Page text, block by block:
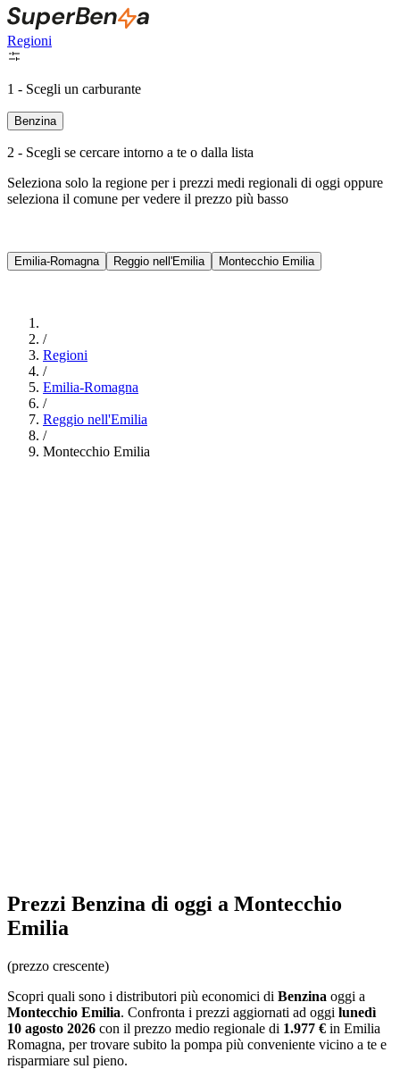
Regioni
1 - Scegli un carburante
Benzina
2 - Scegli se cercare intorno a te o dalla lista
Seleziona solo la regione per i prezzi medi regionali di oggi oppure
seleziona il comune per vedere il prezzo più basso
Emilia-Romagna Reggio nell'Emilia Montecchio Emilia
/
Regioni
/
Emilia-Romagna
/
Reggio nell'Emilia
/
Montecchio Emilia
Prezzi Benzina di oggi a Montecchio
Emilia
(prezzo crescente)
Scopri quali sono i distributori più economici di Benzina oggi a
Montecchio Emilia. Confronta i prezzi aggiornati ad oggi lunedì
10 agosto 2026 con il prezzo medio regionale di 1.977 € in Emilia
Romagna, per trovare subito la pompa più conveniente vicino a te e
risparmiare sul pieno.